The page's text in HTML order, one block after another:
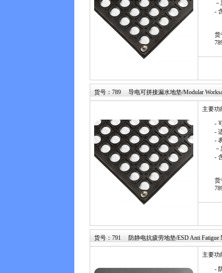
-
货
货号：789 导电可拼接漏水地垫/Modular
主要功
-
-
-
-
货
货号：791 防静电抗疲劳地垫/ESD Anti Fatigue
主要功
-